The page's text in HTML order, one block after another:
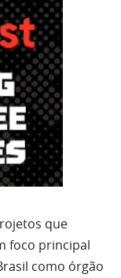
que
foco principal
como órgão